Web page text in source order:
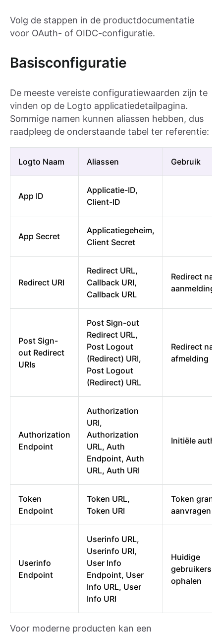
Volg de stappen in de productdocumentatie
voor OAuth- of OIDC-configuratie.
Basisconfiguratie
De meeste vereiste configuratiewaarden zijn te
vinden op de Logto applicatiedetailpagina.
Sommige namen kunnen aliassen hebben, dus
raadpleeg de onderstaande tabel ter referentie:
Logto Naam Aliassen Gebruik
App ID
Applicatie-ID,
Client-ID
App Secret
Applicatiegeheim,
Client Secret
Redirect URI
Redirect URL,
Callback URI,
Callback URL
Redirect na
aanmelding
Post Sign-
out Redirect
URIs
Post Sign-out
Redirect URL,
Post Logout
(Redirect) URI,
Post Logout
(Redirect) URL
Redirect na
afmelding
Authorization
Endpoint
Authorization
URI,
Authorization
URL, Auth
Endpoint, Auth
URL, Auth URI
Initiële
Token
Endpoint
Token URL,
Token URI
Token grant
aanvragen
Userinfo
Endpoint
Userinfo URL,
Userinfo URI,
User Info
Endpoint, User
Info URL, User
Info URI
Huidige
ophalen
Voor moderne producten kan een